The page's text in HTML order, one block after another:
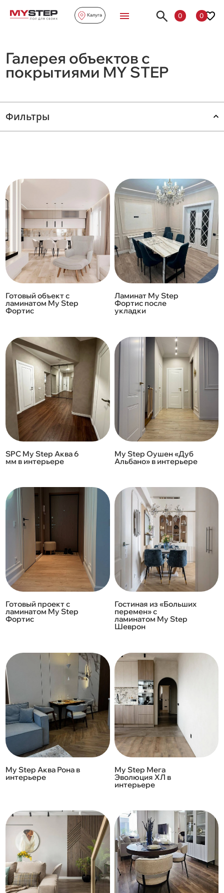
Калуга 0 0
Галерея объектов с
покрытиями MY STEP
Фильтры
Готовый объект с
ламинатом My Step
Фортис
Ламинат My Step
Фортис после
укладки
SPC My Step Аква 6
мм в интерьере
My Step Оушен «Дуб
Альбано» в интерьере
Готовый проект с
ламинатом My Step
Фортис
Гостиная из «Больших
перемен» с
ламинатом My Step
Шеврон
My Step Аква Рона в
интерьере
My Step Мега
Эволюция ХЛ в
интерьере